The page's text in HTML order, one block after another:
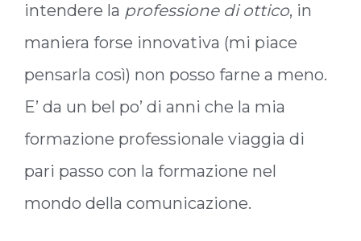
intendere la professione di ottico, in
maniera forse innovativa (mi piace
pensarla così) non posso farne a meno.
E’ da un bel po’ di anni che la mia
formazione professionale viaggia di
pari passo con la formazione nel
mondo della comunicazione.